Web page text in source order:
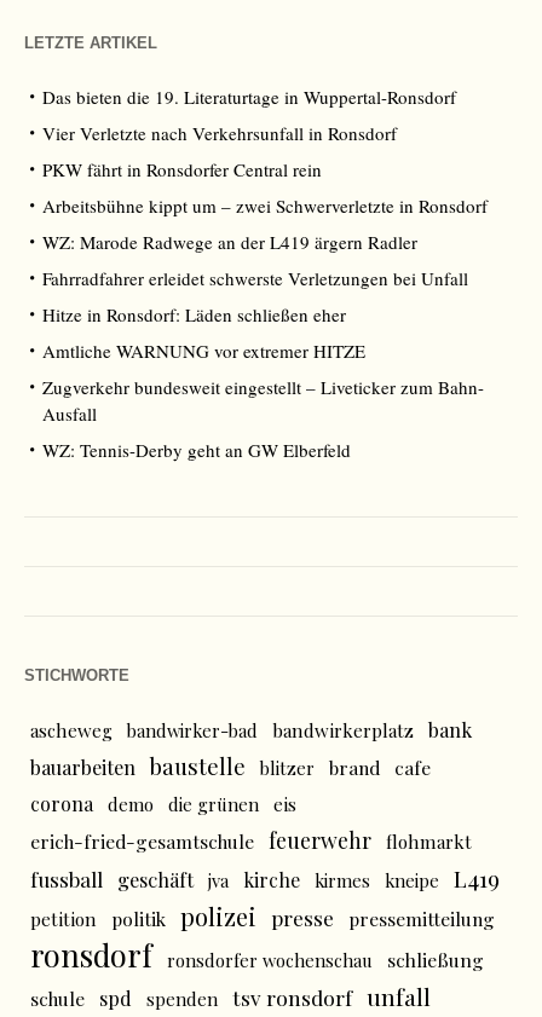
LETZTE ARTIKEL
Das bieten die 19. Literaturtage in Wuppertal-Ronsdorf
Vier Verletzte nach Verkehrsunfall in Ronsdorf
PKW fährt in Ronsdorfer Central rein
Arbeitsbühne kippt um – zwei Schwerverletzte in Ronsdorf
WZ: Marode Radwege an der L419 ärgern Radler
Fahrradfahrer erleidet schwerste Verletzungen bei Unfall
Hitze in Ronsdorf: Läden schließen eher
Amtliche WARNUNG vor extremer HITZE
Zugverkehr bundesweit eingestellt – Liveticker zum Bahn-
Ausfall
WZ: Tennis-Derby geht an GW Elberfeld
STICHWORTE
ascheweg bandwirker-bad bandwirkerplatz bank
bauarbeiten baustelle blitzer brand
cafe
corona
demo die grünen eis
erich-fried-gesamtschule feuerwehr flohmarkt
fussball geschäft jva kirche kirmes kneipe L419
petition politik polizei presse pressemitteilung
ronsdorf ronsdorfer wochenschau
schließung
schule
spd spenden tsv ronsdorf unfall